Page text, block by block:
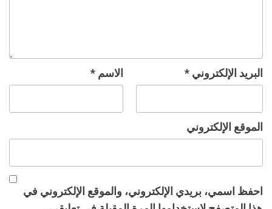
الاسم * البريد الإلكتروني *
الموقع الإلكتروني
احفظ اسمي، بريدي الإلكتروني، والموقع الإلكتروني في